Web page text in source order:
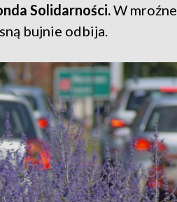
Solidarności.W mroźne
bujnie odbija.